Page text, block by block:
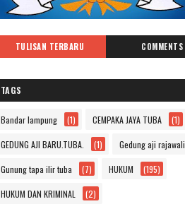
TULISAN TERBARU COMMENTS
TAGS
Bandar lampung (1) CEMPAKA JAYA TUBA (1)
GEDUNG AJI BARU.TUBA. (1) Gedung aji rajawali.
Gunung tapa ilir tuba (7) HUKUM (195)
HUKUM DAN KRIMINAL (2)